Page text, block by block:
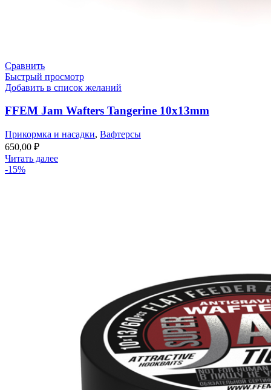
Сравнить
Быстрый просмотр
Добавить в список желаний
FFEM Jam Wafters Tangerine 10x13mm
Прикормка и насадки, Вафтерсы
650,00 ₽
Читать далее
-15%